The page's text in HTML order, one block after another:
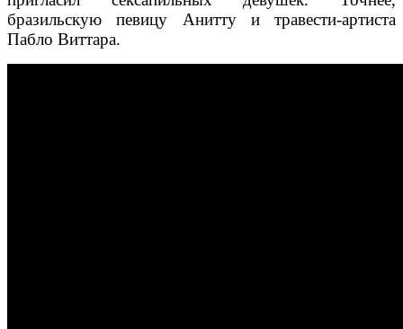
бразильскую певицу Анитту и травести-артиста
Пабло Виттара.